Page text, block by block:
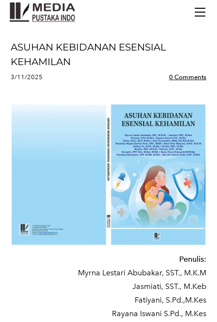
ASUHAN KEBIDANAN ESENSIAL
KEHAMILAN
3/11/2025 0 Comments
Penulis:
Myrna Lestari Abubakar, SST., M.K.M
Jasmiati, SST., M.Keb
Fatiyani, S.Pd.,M.Kes
Rayana Iswani S.Pd., M.Kes